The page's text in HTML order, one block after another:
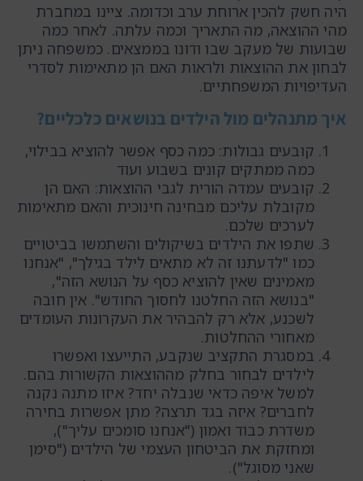
היה חשק להכין ארוחת ערב וכדומה. ציינו במחברת
מהי ההוצאה, מה התאריך וכמה עלתה. לאחר כמה
שבועות של מעקב שבו ודונו בממצאים. כמשפחה ניתן
לבחון את ההוצאות ולראות האם הן מתאימות לסדרי
העדיפויות המשפחתיים.
איך מתנהלים מול הילדים בנושאים כלכליים?
קובעים גבולות: כמה כסף אפשר להוציא בבילוי,
כמה ממתקים קונים בשבוע ועוד
קובעים עמדה הורית לגבי ההוצאות: האם הן
מקובלת עליכם מבחינה חינוכית והאם מתאימות
לערכים שלכם.
שתפו את הילדים בשיקולים והשתמשו בביטויים
כמו "לדעתנו זה לא מתאים לילד בגילך", "אנחנו
מאמינים שאין להוציא כסף על הנושא הזה",
"בנושא הזה החלטנו לחסוך החודש". אין חובה
לשכנע, אלא רק להבהיר את העקרונות העומדים
מאחורי ההחלטות.
במסגרת התקציב שנקבע, התייעצו ואפשרו
לילדים לבחור בחלק מההוצאות הקשורות בהם.
למשל איפה כדאי שנבלה יחד? איזו מתנה נקנה
לחברים? איזה בגד תרצה? מתן אפשרות בחירה
משדרת כבוד ואמון ("אנחנו סומכים עליך"),
ומחזקת את הביטחון העצמי של הילדים ("סימן
שאני מסוגל").